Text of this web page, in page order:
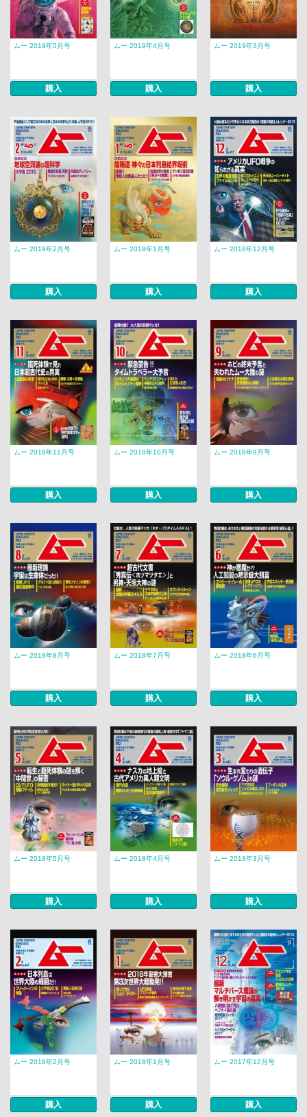
ムー 2019年5月号
購入
ムー 2019年4月号
購入
ムー 2019年3月号
購入
ムー 2019年2月号
購入
ムー 2019年1月号
購入
ムー 2018年12月号
購入
ムー 2018年11月号
購入
ムー 2018年10月号
購入
ムー 2018年9月号
購入
ムー 2018年8月号
購入
ムー 2018年7月号
購入
ムー 2018年6月号
購入
ムー 2018年5月号
購入
ムー 2018年4月号
購入
ムー 2018年3月号
購入
ムー 2018年2月号
購入
ムー 2018年1月号
購入
ムー 2017年12月号
購入